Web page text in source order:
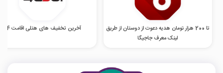
تا 200 هزار تومان هدیه دعوت از دوستان از طریق
لینک معرف جاجیگا
آخرین تخفیف های هتلی اقامت 24